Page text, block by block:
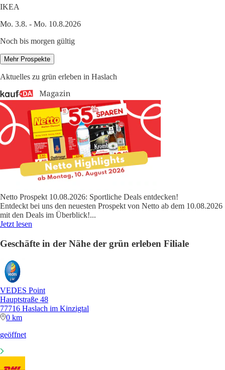
IKEA
Mo. 3.8. - Mo. 10.8.2026
Noch bis morgen gültig
Mehr Prospekte
Aktuelles zu grün erleben in Haslach
Netto Prospekt 10.08.2026: Sportliche Deals entdecken!
Entdeckt bei uns den neuesten Prospekt von Netto ab dem 10.08.2026
mit den Deals im Überblick!...
Jetzt lesen
Geschäfte in der Nähe der grün erleben Filiale
VEDES Point
Hauptstraße 48
77716 Haslach im Kinzigtal
0 km
geöffnet